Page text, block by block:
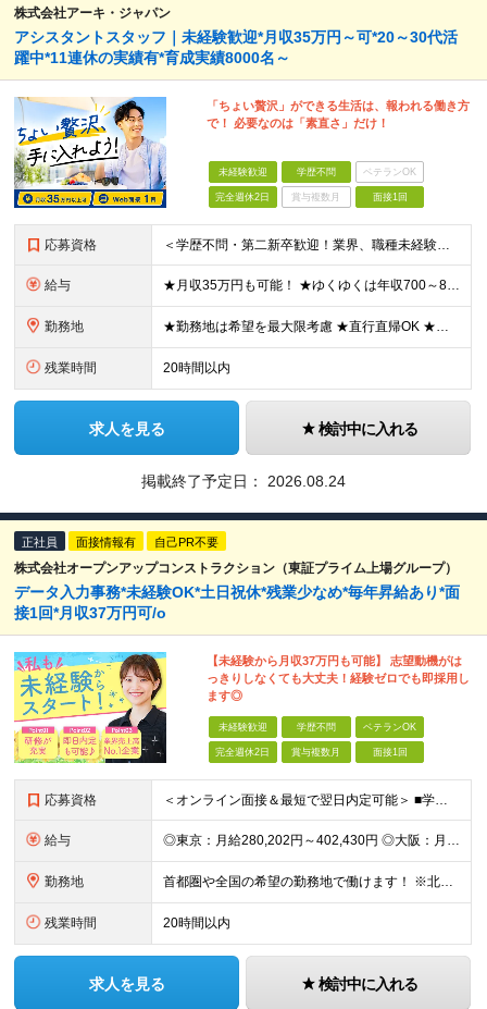
株式会社アーキ・ジャパン
アシスタントスタッフ｜未経験歓迎*月収35万円～可*20～30代活
躍中*11連休の実績有*育成実績8000名～
「ちょい贅沢」ができる生活は、報われる働き方
で！ 必要なのは「素直さ」だけ！
未経験歓迎 学歴不問 ベテランOK
完全週休2日 賞与複数月 面接1回
応募資格 ＜学歴不問・第二新卒歓迎！業界、職種未経験歓迎！20代～30代活躍中＞ ★35歳以下の方（若年層の長期キャリア形成を図るため） ★フリーター・正社員未経験・社会人未経験OK ★転職回数が多い方もぜひ
給与 ★月収35万円も可能！ ★ゆくゆくは年収700～800万円も！ ★手当が多数あり ・残業手当（100％）★1分単位で支給 ・資格手当（最大月6万円） ・結婚/出産祝金（最大3万円） 【首都圏・北関東
勤務地 ★勤務地は希望を最大限考慮 ★直行直帰OK ★車通勤のエリアもあり ★研修は、下記いずれかの研修センターで行います ・東京校（東京本社とアクセスは同様） ・大阪校（大阪府大阪市中央区道修町 2-1-1
残業時間 20時間以内
求人を見る 検討中に入れる
掲載終了予定日： 2026.08.24
正社員 面接情報有 自己PR不要
株式会社オープンアップコンストラクション（東証プライム上場グループ）
データ入力事務*未経験OK*土日祝休*残業少なめ*毎年昇給あり*面
接1回*月収37万円可/o
【未経験から月収37万円も可能】 志望動機がは
っきりしなくても大丈夫！経験ゼロでも即採用し
ます◎
未経験歓迎 学歴不問 ベテランOK
完全週休2日 賞与複数月 面接1回
応募資格 ＜オンライン面接＆最短で翌日内定可能＞ ■学歴不問 ■未経験・第二新卒・正社員初挑戦の方、大歓迎！ ★9割以上の社員が未経験からのスタートです ★アルバイト経験のみという方も活躍しています ◇志望理
給与 ◎東京：月給280,202円～402,430円 ◎大阪：月給269,824円～392,052円 ◎名古屋：月給285,967円～408,195円 ◎その他：月給265,212円～387,440円 ※
勤務地 首都圏や全国の希望の勤務地で働けます！ ※北海道・東北・関東・北信越・関西・東海・中国・四国・九州・沖縄県 ★希望を考慮します ★UIターン歓迎／転勤なし
残業時間 20時間以内
求人を見る 検討中に入れる